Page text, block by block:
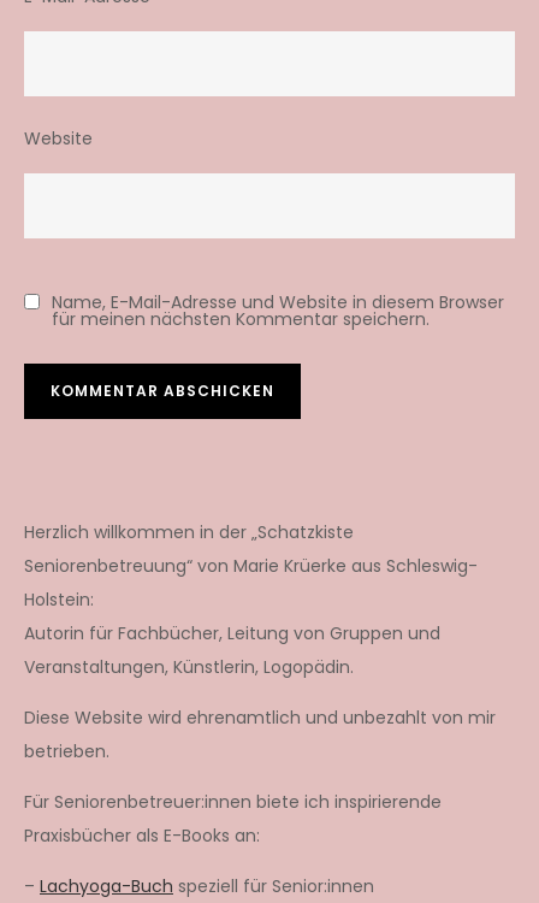
Website
Name, E-Mail-Adresse und Website in diesem Browser
für meinen nächsten Kommentar speichern.
Herzlich willkommen in der „Schatzkiste
Seniorenbetreuung“ von Marie Krüerke aus Schleswig-
Holstein:
Autorin für Fachbücher, Leitung von Gruppen und
Veranstaltungen, Künstlerin, Logopädin.
Diese Website wird ehrenamtlich und unbezahlt von mir
betrieben.
Für Seniorenbetreuer:innen biete ich inspirierende
Praxisbücher als E-Books an:
– Lachyoga-Buch speziell für Senior:innen